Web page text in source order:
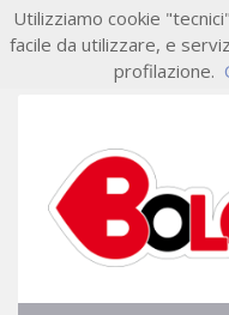
Utilizziamo cookie
facile da utilizzare, e
profilazione.